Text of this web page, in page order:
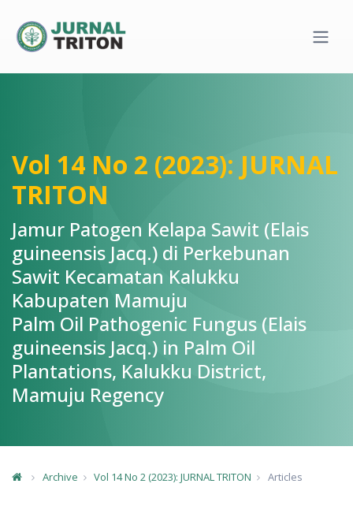
Quick jump to page content
Vol 14 No 2 (2023): JURNAL
TRITON
Jamur Patogen Kelapa Sawit (Elais
guineensis Jacq.) di Perkebunan
Sawit Kecamatan Kalukku
Kabupaten Mamuju
Palm Oil Pathogenic Fungus (Elais
guineensis Jacq.) in Palm Oil
Plantations, Kalukku District,
Mamuju Regency
Archive Vol 14 No 2 (2023): JURNAL TRITON Articles